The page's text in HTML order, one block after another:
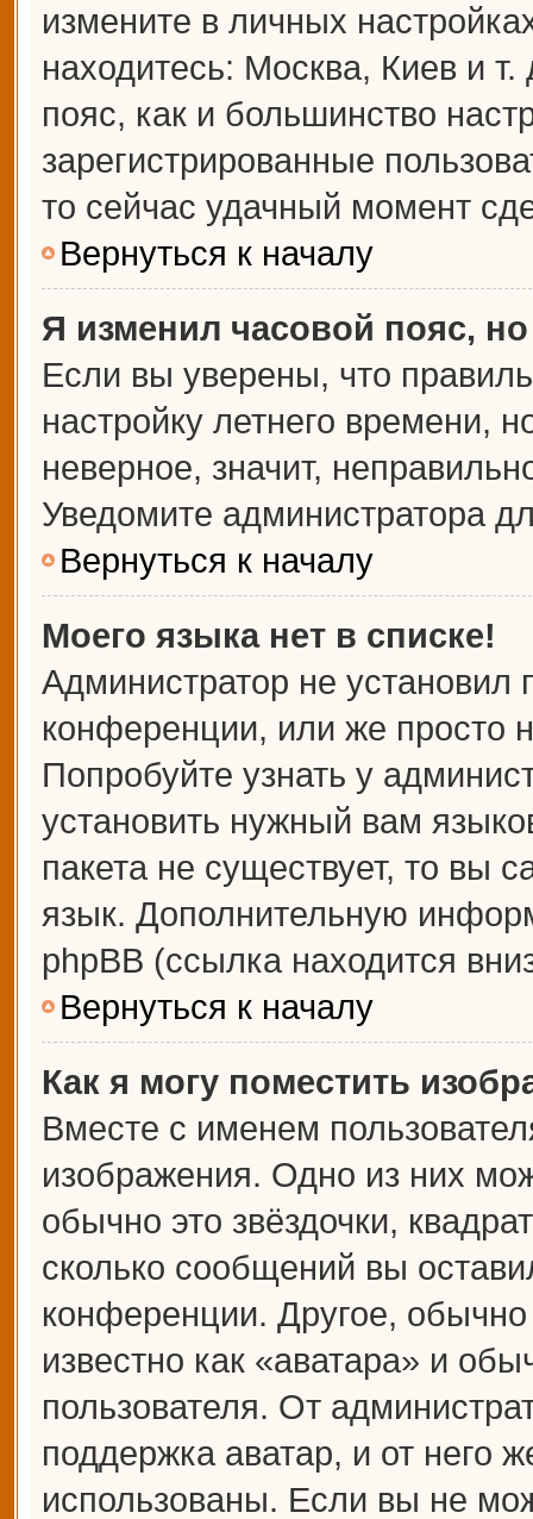
измените в личных
находитесь: Москва, Киев и
пояс, как и большинство
зарегистрированные
то сейчас удачный момент
Вернуться к началу
Я изменил часовой пояс,
Если вы уверены, что
настройку летнего времени,
неверное, значит,
Уведомите администратора
Вернуться к началу
Моего языка нет в списке!
Администратор не установил
конференции, или же просто
Попробуйте узнать у
установить нужный вам
пакета не существует, то вы
язык. Дополнительную
phpBB (ссылка находится
Вернуться к началу
Как я могу поместить
Вместе с именем
изображения. Одно из них
обычно это звёздочки,
сколько сообщений вы
конференции. Другое,
известно как «аватара» и
пользователя. От
поддержка аватар, и от него
использованы. Если вы не